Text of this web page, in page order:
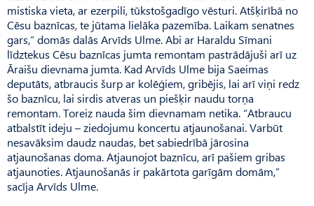
mistiska vieta, ar ezerpili, tūkstošgadīgo vēsturi. Atšķirībā no
Cēsu baznīcas, te jūtama lielāka pazemība. Laikam senatnes
gars,” domās dalās Arvīds Ulme. Abi ar Haraldu Sīmani
līdztekus Cēsu baznīcas jumta remontam pastrādājuši arī uz
Āraišu dievnama jumta. Kad Arvīds Ulme bija Saeimas
deputāts, atbraucis šurp ar kolēģiem, gribējis, lai arī viņi redz
šo baznīcu, lai sirdis atveras un piešķir naudu torņa
remontam. Toreiz nauda šim dievnamam netika. “Atbraucu
atbalstīt ideju – ziedojumu koncertu atjaunošanai. Varbūt
nesavāksim daudz naudas, bet sabiedrībā jārosina
atjaunošanas doma. Atjaunojot baznīcu, arī pašiem gribas
atjaunoties. Atjaunošanās ir pakārtota garīgām domām,”
sacīja Arvīds Ulme.